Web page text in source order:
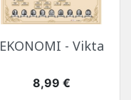
EKONOMI - Vikta
Pris
8,99 €